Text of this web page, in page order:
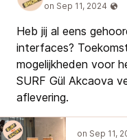
Heb jij al eens
interfaces?
mogelijkheden voor
SURF Gül Akcaova
aflevering.